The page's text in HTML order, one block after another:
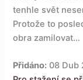
tenhle svět
Protože to
obra zamilovat…
Přidáno: 08 Dub